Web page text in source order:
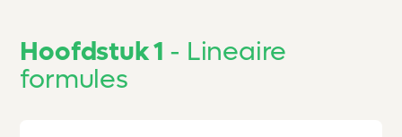
Hoofdstuk 1
Lineaire
formules